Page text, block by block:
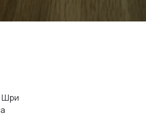
Шри